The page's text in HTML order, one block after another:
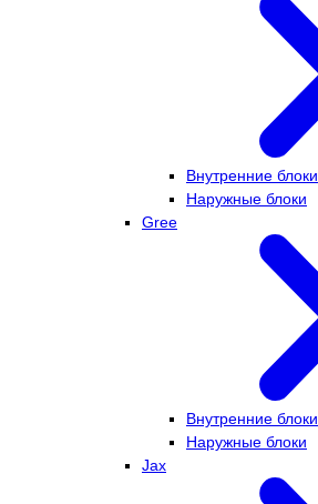
Внутренние блоки
Наружные блоки
Gree
Внутренние блоки
Наружные блоки
Jax